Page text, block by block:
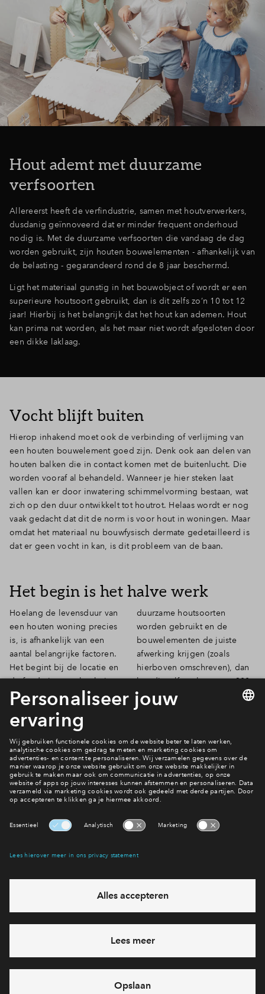
Hout ademt met duurzame
verfsoorten
Allereerst heeft de verfindustrie, samen met houtverwerkers,
dusdanig geïnnoveerd dat er minder frequent onderhoud
nodig is. Met de duurzame verfsoorten die vandaag de dag
worden gebruikt, zijn houten bouwelementen - afhankelijk van
de belasting - gegarandeerd rond de 8 jaar beschermd.
Ligt het materiaal gunstig in het bouwobject of wordt er een
superieure houtsoort gebruikt, dan is dit zelfs zo’n 10 tot 12
jaar! Hierbij is het belangrijk dat het hout kan ademen. Hout
kan prima nat worden, als het maar niet wordt afgesloten door
een dikke laklaag.
Vocht blijft buiten
Hierop inhakend moet ook de verbinding of verlijming van
een houten bouwelement goed zijn. Denk ook aan delen van
houten balken die in contact komen met de buitenlucht. Die
worden vooraf al behandeld. Wanneer je hier steken laat
vallen kan er door inwatering schimmelvorming bestaan, wat
zich op den duur ontwikkelt tot houtrot. Helaas wordt er nog
vaak gedacht dat dit de norm is voor hout in woningen. Maar
omdat het materiaal nu bouwfysisch dermate gedetailleerd is
dat er geen vocht in kan, is dit probleem van de baan.
Het begin is het halve werk
Hoelang de levensduur van
een houten woning precies
is, is afhankelijk van een
aantal belangrijke factoren.
Het begint bij de locatie en
de fundering van het huis,
maar we durven met
zekerheid te stellen dat een
houten huis er een eeuw later
duurzame houtsoorten
worden gebruikt en de
bouwelementen de juiste
afwerking krijgen (zoals
hierboven omschreven), dan
kan dit zelfs oplopen tot 300
jaar. En daarmee zit het met
de nieuwbouwwoningen van
Ook in Reeve wonen?
Bekijk het aanbod van Het Eiland
eventuele projecten
Ja, ik wil mij aanmelden
Heb je een vraag en wil je direct antwoord? Bel ons op088
71 22 660
6 dagen per week beschikbaar (behalve tijdens